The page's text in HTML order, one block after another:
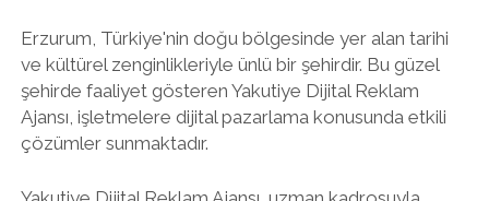
Erzurum, Türkiye'nin doğu bölgesinde yer alan tarihi
ve kültürel zenginlikleriyle ünlü bir şehirdir. Bu güzel
şehirde faaliyet gösteren Yakutiye Dijital Reklam
Ajansı, işletmelere dijital pazarlama konusunda etkili
çözümler sunmaktadır.